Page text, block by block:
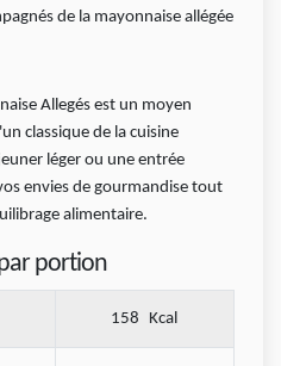
de la mayonnaise allégée
Allegés est un moyen
classique de la cuisine
léger ou une entrée
envies de gourmandise tout
alimentaire.
portion
158 Kcal